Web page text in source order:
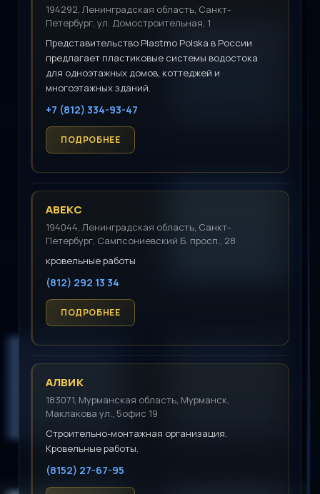
194292, Ленинградская область, Санкт-
Петербург, ул. Домостроительная, 1
Представительство Plastmo Polska в России
предлагает пластиковые системы водостока
для одноэтажных домов, коттеджей и
многоэтажных зданий.
+7 (812) 334-93-47
АВЕКС
194044, Ленинградская область, Санкт-
Петербург, Сампсониевский Б. просп., 28
кровельные работы
(812) 292 13 34
АЛВИК
183071, Мурманская область, Мурманск,
Маклакова ул., 5офис 19
Строительно-монтажная организация.
Кровельные работы.
(8152) 27-67-95